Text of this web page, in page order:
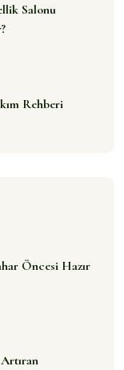
Salonu
Rehberi
Öncesi Hazır
Artıran